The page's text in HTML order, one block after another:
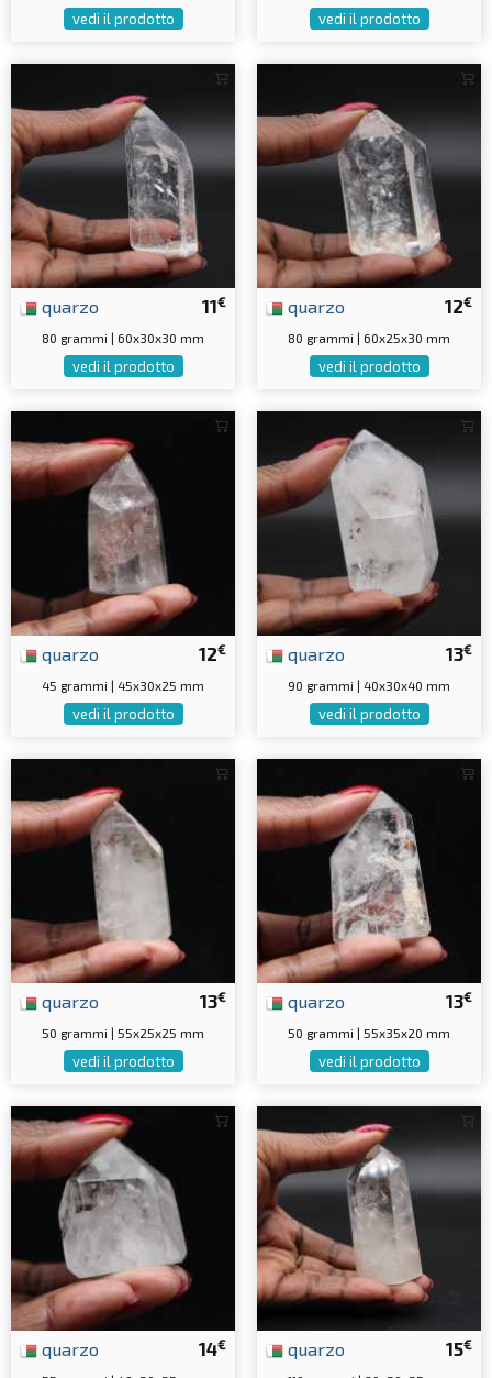
vedi il prodotto vedi il prodotto
11€
quarzo
80 grammi | 60x30x30 mm
vedi il prodotto
12€
quarzo
80 grammi | 60x25x30 mm
vedi il prodotto
12€
quarzo
45 grammi | 45x30x25 mm
vedi il prodotto
13€
quarzo
90 grammi | 40x30x40 mm
vedi il prodotto
13€
quarzo
50 grammi | 55x25x25 mm
vedi il prodotto
13€
quarzo
50 grammi | 55x35x20 mm
vedi il prodotto
14€
quarzo 15€
quarzo